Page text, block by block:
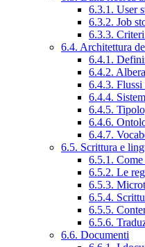
6.3.1. User
6.3.2. Job
6.3.3.
6.4. Architettura
6.4.1.
6.4.2.
6.4.3.
6.4.4.
6.4.5.
6.4.6.
6.4.7.
6.5. Scrittura e
6.5.1.
6.5.2. Le
6.5.3.
6.5.4.
6.5.5.
6.5.6.
6.6. Documenti